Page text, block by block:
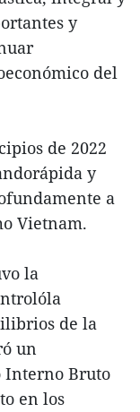
y
del
de 2022
y
a
Vietnam.
la
de la
un
Interno Bruto
en los